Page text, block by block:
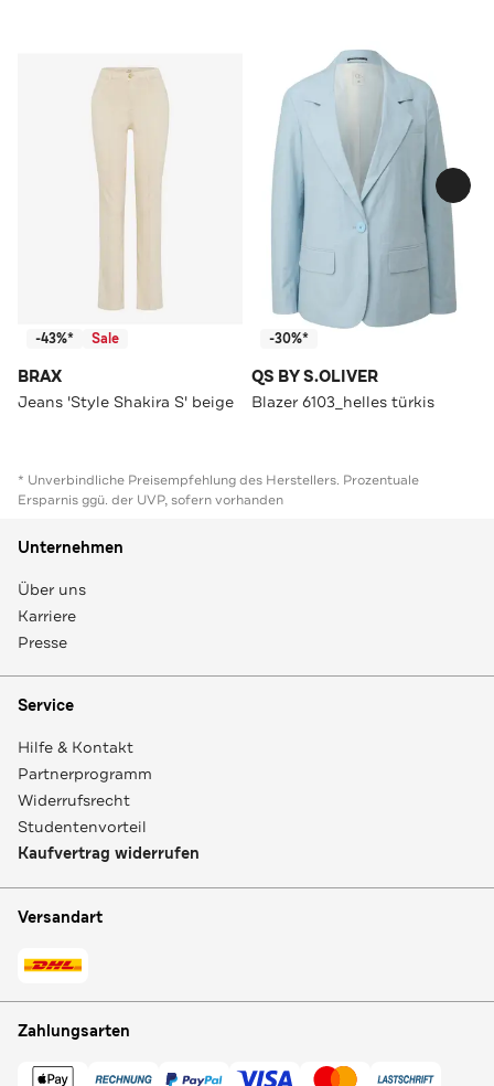
-43%* Sale
BRAX
Jeans 'Style Shakira S' beige
-30%*
QS BY S.OLIVER
Blazer 6103_helles türkis
* Unverbindliche Preisempfehlung des Herstellers. Prozentuale
Ersparnis ggü. der UVP, sofern vorhanden
Unternehmen
Über uns
Karriere
Presse
Service
Hilfe & Kontakt
Partnerprogramm
Widerrufsrecht
Studentenvorteil
Kaufvertrag widerrufen
Versandart
Zahlungsarten